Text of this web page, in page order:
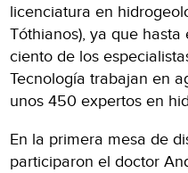
licenciatura en
Tóthianos), ya que
ciento de los
Tecnología trabajan en
unos 450 expertos en
En la primera mesa de
participaron el doctor